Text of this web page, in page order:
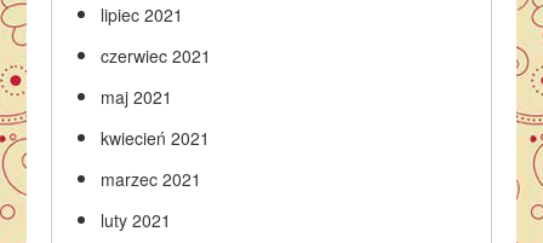
lipiec 2021
czerwiec 2021
maj 2021
kwiecień 2021
marzec 2021
luty 2021